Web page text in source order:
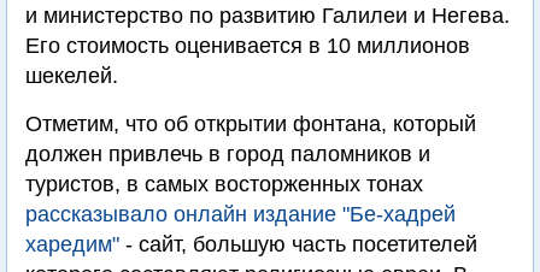
и министерство по развитию Галилеи и Негева.
Его стоимость оценивается в 10 миллионов
шекелей.
Отметим, что об открытии фонтана, который
должен привлечь в город паломников и
туристов, в самых восторженных тонах
рассказывало онлайн издание "Бе-хадрей
харедим" - сайт, большую часть посетителей